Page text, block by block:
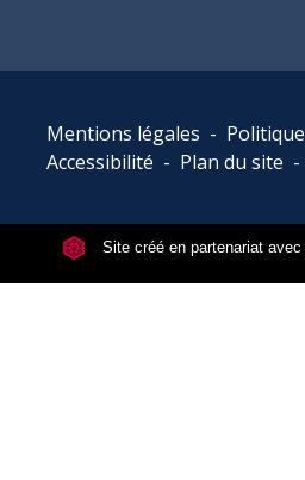
Mentions légales -
Accessibilité - Plan du site -
Site créé en partenariat